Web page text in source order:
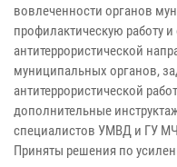
вовлеченности органов
профилактическую работу
антитеррористической
муниципальных органов,
антитеррористической
дополнительные
специалистов УМВД и ГУ
Приняты решения по